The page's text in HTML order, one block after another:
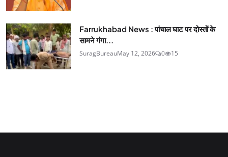
Farrukhabad News : पांचाल घाट पर दोस्तों के
सामने गंगा...
SuragBureauMay 12, 2026 0 15